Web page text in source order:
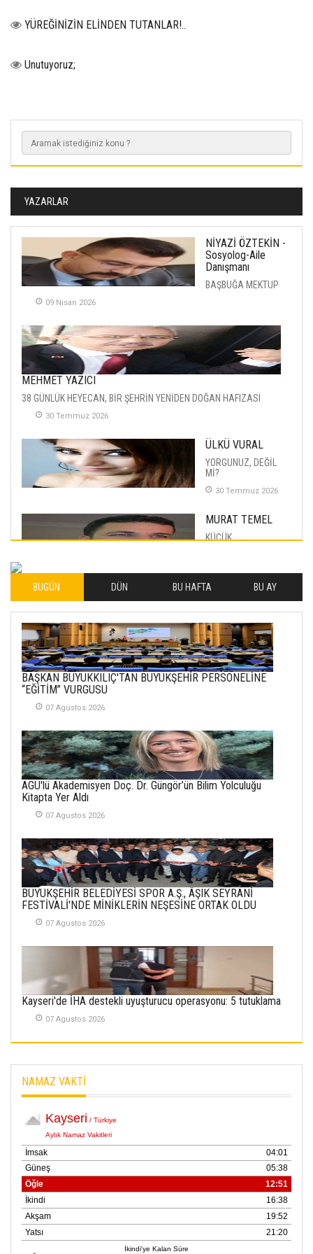
YÜREĞİNİZİN ELİNDEN TUTANLAR!..
Unutuyoruz;
YAZARLAR
NİYAZİ ÖZTEKİN -
Sosyolog-Aile
Danışmanı
BAŞBUĞA MEKTUP
09 Nisan 2026
MEHMET YAZICI
38 GÜNLÜK HEYECAN, BİR ŞEHRİN YENİDEN DOĞAN HAFIZASI
30 Temmuz 2026
ÜLKÜ VURAL
YORGUNUZ, DEĞİL
Mİ?
30 Temmuz 2026
MURAT TEMEL
KÜÇÜK
İLHAN YILMAZ
SOFRADA AYRIMCILIK
VAR
26 Subat 2026
METİN ERTEM
SEMRA ŞAHİN
KENDİNE UYANMAK
30 Temmuz 2026
İlgi Alanlarımız ve Biz
02 Ekim 2025
SABAHATTİN
SÜRMEN
BUGÜN DÜN BU HAFTA BU AY
BAŞKAN BÜYÜKKILIÇ'TAN BÜYÜKŞEHİR PERSONELİNE
“EĞİTİM” VURGUSU
07 Agustos 2026
AGÜ'lü Akademisyen Doç. Dr. Güngör’ün Bilim Yolculuğu
Kitapta Yer Aldı
07 Agustos 2026
BÜYÜKŞEHİR BELEDİYESİ SPOR A.Ş., ÂŞIK SEYRANİ
FESTİVALİ'NDE MİNİKLERİN NEŞESİNE ORTAK OLDU
07 Agustos 2026
Kayseri'de İHA destekli uyuşturucu operasyonu: 5 tutuklama
07 Agustos 2026
NAMAZ VAKTİ